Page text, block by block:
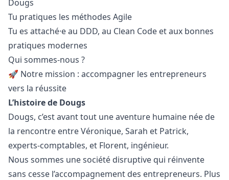
Dougs
Tu pratiques les méthodes Agile
Tu es attaché·e au DDD, au Clean Code et aux bonnes
pratiques modernes
Qui sommes-nous ?
🚀 Notre mission : accompagner les entrepreneurs
vers la réussite
L’histoire de Dougs
Dougs, c’est avant tout une aventure humaine née de
la rencontre entre Véronique, Sarah et Patrick,
experts-comptables, et Florent, ingénieur.
Nous sommes une société disruptive qui réinvente
sans cesse l’accompagnement des entrepreneurs. Plus